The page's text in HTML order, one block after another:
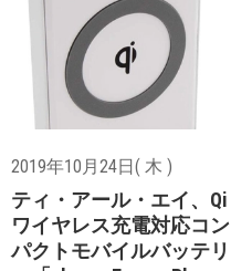
2019年10月24日( 木 )
ティ・アール・エイ、Qi
ワイヤレス充電対応コン
パクトモバイルバッテリ